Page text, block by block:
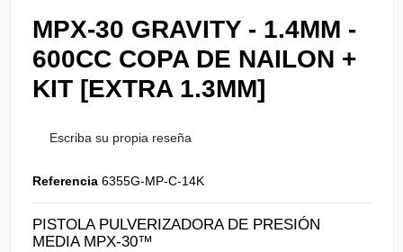
MPX-30 GRAVITY - 1.4MM -
600CC COPA DE NAILON +
KIT [EXTRA 1.3MM]
Escriba su propia reseña
Referencia 6355G-MP-C-14K
PISTOLA PULVERIZADORA DE PRESIÓN
MEDIA MPX-30™